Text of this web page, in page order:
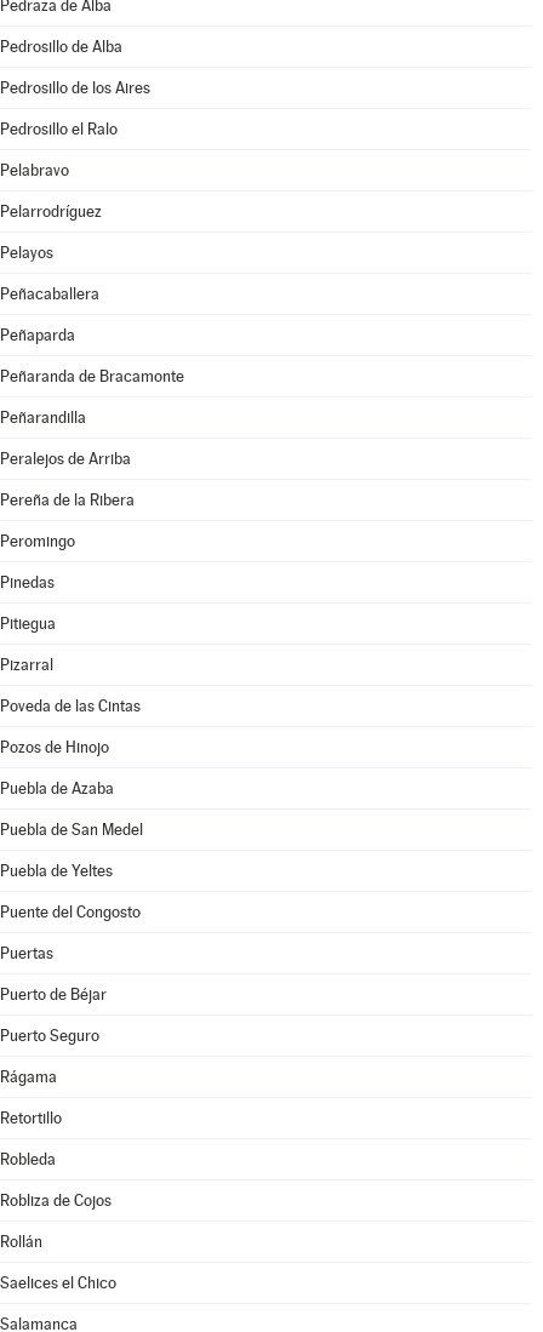
Pedraza de Alba
Pedrosillo de Alba
Pedrosillo de los Aires
Pedrosillo el Ralo
Pelabravo
Pelarrodríguez
Pelayos
Peñacaballera
Peñaparda
Peñaranda de Bracamonte
Peñarandilla
Peralejos de Arriba
Pereña de la Ribera
Peromingo
Pinedas
Pitiegua
Pizarral
Poveda de las Cintas
Pozos de Hinojo
Puebla de Azaba
Puebla de San Medel
Puebla de Yeltes
Puente del Congosto
Puertas
Puerto de Béjar
Puerto Seguro
Rágama
Retortillo
Robleda
Robliza de Cojos
Rollán
Saelices el Chico
Salamanca